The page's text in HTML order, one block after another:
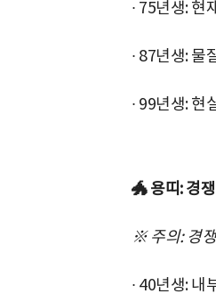
∙ 75년생: 현
∙ 87년생: 물
∙ 99년생: 현
🐲 용띠: 경
※ 주의: 경
∙ 40년생: 내